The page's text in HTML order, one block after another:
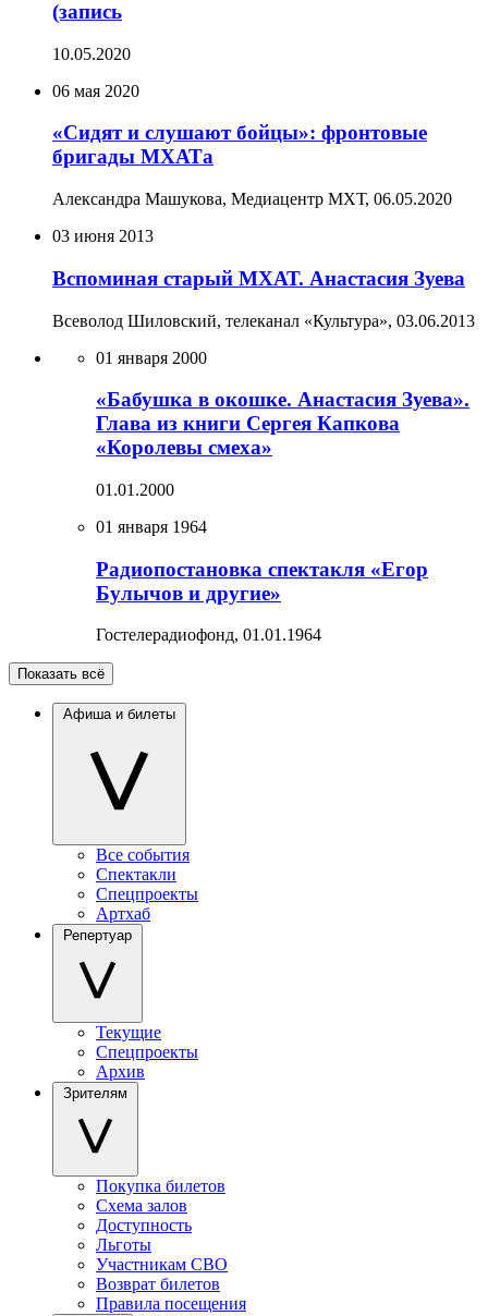
(запись
10.05.2020
06 мая 2020
«Сидят и слушают бойцы»: фронтовые
бригады МХАТа
Александра Машукова, Медиацентр МХТ, 06.05.2020
03 июня 2013
Вспоминая старый МХАТ. Анастасия Зуева
Всеволод Шиловский, телеканал «Культура», 03.06.2013
01 января 2000
«Бабушка в окошке. Анастасия Зуева».
Глава из книги Сергея Капкова
«Королевы смеха»
01.01.2000
01 января 1964
Радиопостановка спектакля «Егор
Булычов и другие»
Гостелерадиофонд, 01.01.1964
Показать всё
Афиша и билеты
Все события
Спектакли
Спецпроекты
Артхаб
Репертуар
Текущие
Спецпроекты
Архив
Зрителям
Покупка билетов
Схема залов
Доступность
Льготы
Участникам СВО
Возврат билетов
Правила посещения